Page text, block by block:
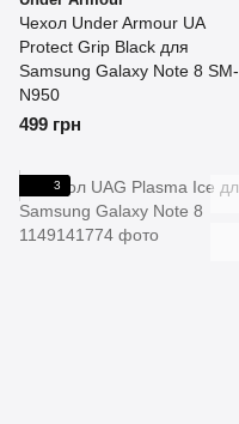
Чехол Under Armour UA
Protect Grip Black для
Samsung Galaxy Note 8 SM-
N950
499 грн
3